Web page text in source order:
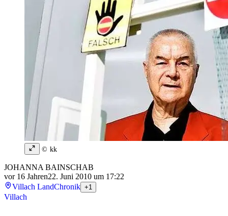
© kk
JOHANNA BAINSCHAB
vor 16 Jahren22. Juni 2010 um 17:22
Villach LandChronik +1
Villach